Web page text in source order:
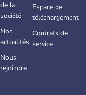
de la
société
Nos
actualités
Nous
rejoindre
Espace de
téléchargement
Contrats de
service